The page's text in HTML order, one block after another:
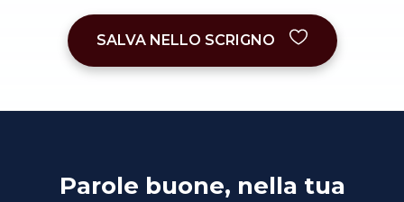
SALVA NELLO SCRIGNO
Parole buone, nella tua